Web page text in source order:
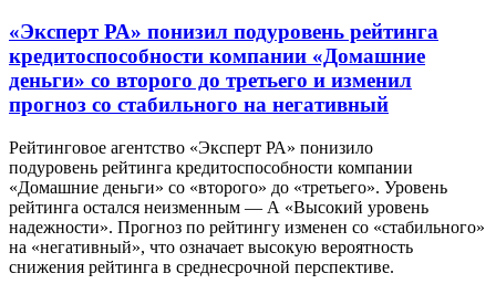
«Эксперт РА» понизил подуровень рейтинга
кредитоспособности компании «Домашние
деньги» со второго до третьего и изменил
прогноз со стабильного на негативный
Рейтинговое агентство «Эксперт РА» понизило
подуровень рейтинга кредитоспособности компании
«Домашние деньги» со «второго» до «третьего». Уровень
рейтинга остался неизменным — А «Высокий уровень
надежности». Прогноз по рейтингу изменен со «стабильного»
на «негативный», что означает высокую вероятность
снижения рейтинга в среднесрочной перспективе.